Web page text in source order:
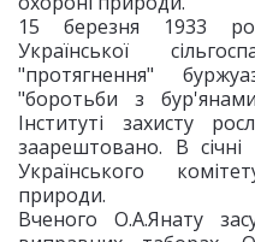
15 березня 1933
Української
"протягнення"
"боротьби з
Інституті захисту
заарештовано. В
Українського
природи.
Вченого О.А.Янату